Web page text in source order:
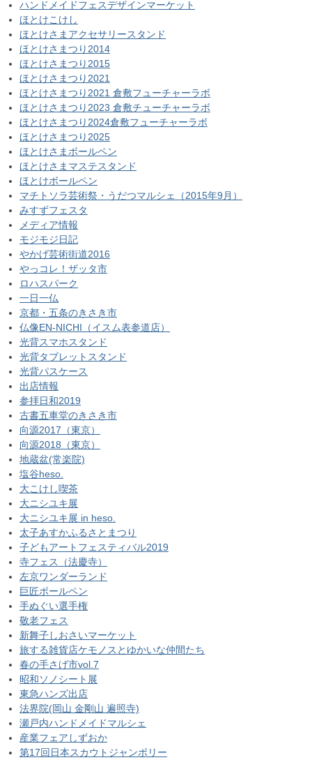
ハンドメイドフェスデザインマーケット
ほとけこけし
ほとけさまアクセサリースタンド
ほとけさまつり2014
ほとけさまつり2015
ほとけさまつり2021
ほとけさまつり2021 倉敷フューチャーラボ
ほとけさまつり2023 倉敷チューチャーラボ
ほとけさまつり2024倉敷フューチャーラボ
ほとけさまつり2025
ほとけさまボールペン
ほとけさまマステスタンド
ほとけボールペン
マチトソラ芸術祭・うだつマルシェ（2015年9月）
みすずフェスタ
メディア情報
モジモジ日記
やかげ芸術街道2016
やっコレ！ザッタ市
ロハスパーク
一日一仏
京都・五条のきさき市
仏像EN-NICHI（イスム表参道店）
光背スマホスタンド
光背タブレットスタンド
光背パスケース
出店情報
参拝日和2019
古書五車堂のきさき市
向源2017（東京）
向源2018（東京）
地蔵盆(常楽院)
塩谷heso.
大こけし喫茶
大ニシユキ展
大ニシユキ展 in heso.
太子あすかふるさとまつり
子どもアートフェスティバル2019
寺フェス（法慶寺）
左京ワンダーランド
巨匠ボールペン
手ぬぐい選手権
敬老フェス
新舞子しおさいマーケット
旅する雑貨店ケモノスとゆかいな仲間たち
春の手さげ市vol.7
昭和ソノシート展
東急ハンズ出店
法界院(岡山 金剛山 遍照寺)
瀬戸内ハンドメイドマルシェ
産業フェアしずおか
第17回日本スカウトジャンボリー